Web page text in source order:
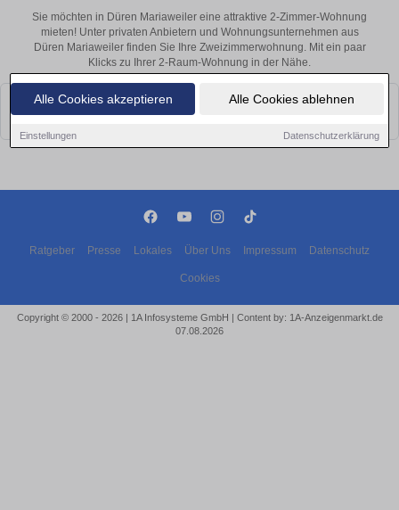
Alle Cookies akzeptieren Alle Cookies ablehnen
Einstellungen Datenschutzerklärung
Sie möchten in Düren Mariaweiler eine attraktive 2-Zimmer-Wohnung
mieten! Unter privaten Anbietern und Wohnungsunternehmen aus
Düren Mariaweiler finden Sie Ihre Zweizimmerwohnung. Mit ein paar
Klicks zu Ihrer 2-Raum-Wohnung in der Nähe.
Leider konnten wir derzeit keine passenden Objekte finden. Schauen Sie
bald wieder vorbei!
Ratgeber Presse Lokales Über Uns Impressum Datenschutz
Cookies
Copyright © 2000 - 2026 | 1A Infosysteme GmbH | Content by: 1A-Anzeigenmarkt.de
07.08.2026